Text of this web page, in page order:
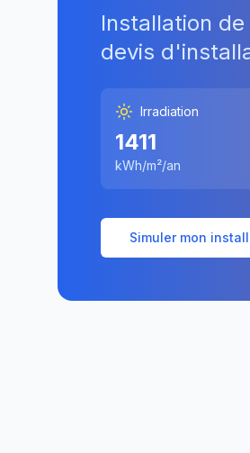
Installation
devis
Irradiation
1411
kWh/m²/an
Simuler mon